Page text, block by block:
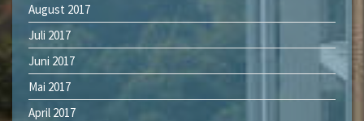
August 2017
Juli 2017
Juni 2017
Mai 2017
April 2017